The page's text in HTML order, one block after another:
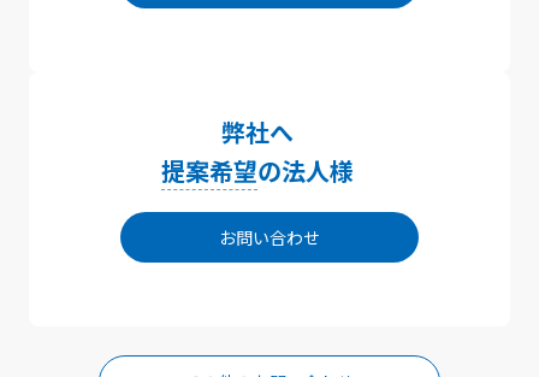
弊社へ
提案希望の法人様
お問い合わせ